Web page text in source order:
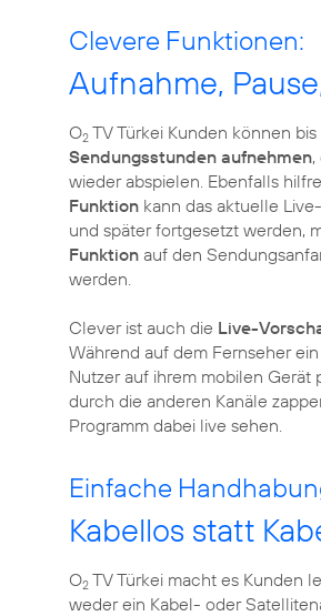
Clevere Funktionen:
Aufnahme,
O2 TV Türkei Kunden können bis
Sendungsstunden aufnehmen
wieder abspielen. Ebenfalls
Funktion kann das aktuelle
und später fortgesetzt werden,
Funktion auf den
werden.
Clever ist auch die Live-
Während auf dem Fernseher
Nutzer auf ihrem mobilen Gerät
durch die anderen Kanäle
Programm dabei live sehen.
Einfache
Kabellos statt
O2 TV Türkei macht es Kunden
weder ein Kabel- oder